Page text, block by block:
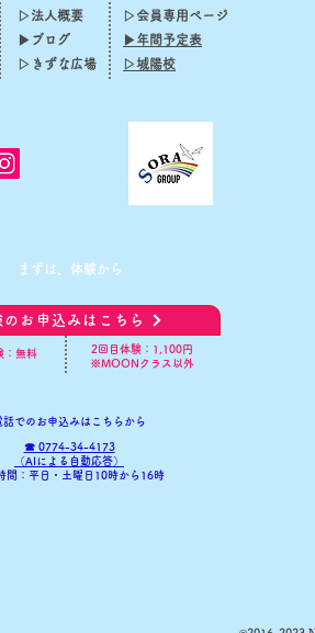
▷法人概要
▶ブログ
▷きずな広場
▷会員専用ページ
▶年間予定表
▷城陽校
​まずは、体験から
のお申込みはこちら
：無料
​2回目体験：1,100円
※MOONクラス以外
話でのお申込みはこちらから
☎ 0774-34-4173
​（AIによる自動応答）
間：平日・土曜日10時から16時